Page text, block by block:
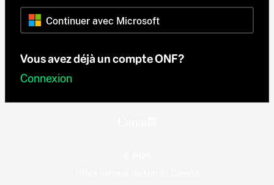
Continuer avec Microsoft
Vous avez déjà un compte ONF?
Connexion